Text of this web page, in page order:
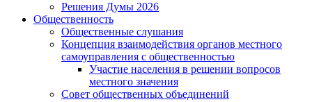
Решения Думы 2026
Общественность
Общественные слушания
Концепция взаимодействия органов местного
самоуправления с общественностью
Участие населения в решении вопросов
местного значения
Совет общественных объединений